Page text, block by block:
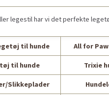
legestil har vi det perfekte
til hunde All for
til hunde Trixie
Slikkeplader